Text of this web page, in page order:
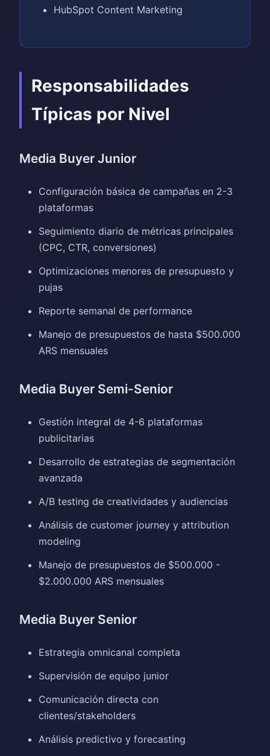
HubSpot Content Marketing
Responsabilidades
Típicas por Nivel
Media Buyer Junior
Configuración básica de campañas en 2-3
plataformas
Seguimiento diario de métricas principales
(CPC, CTR, conversiones)
Optimizaciones menores de presupuesto y
pujas
Reporte semanal de performance
Manejo de presupuestos de hasta $500.000
ARS mensuales
Media Buyer Semi-Senior
Gestión integral de 4-6 plataformas
publicitarias
Desarrollo de estrategias de segmentación
avanzada
A/B testing de creatividades y audiencias
Análisis de customer journey y attribution
modeling
Manejo de presupuestos de $500.000 -
$2.000.000 ARS mensuales
Media Buyer Senior
Estrategia omnicanal completa
Supervisión de equipo junior
Comunicación directa con
clientes/stakeholders
Análisis predictivo y forecasting